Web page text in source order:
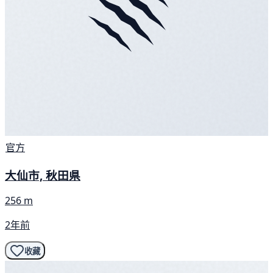
官方
大仙市, 秋田県
256 m
2年前
收藏